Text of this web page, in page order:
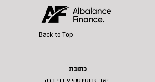
Back to Top
כתובת
זאב זבוטינסקי 9 בני ברק